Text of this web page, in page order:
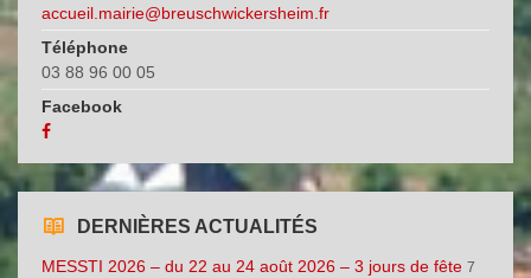
accueil.mairie@breuschwickersheim.fr
Téléphone
03 88 96 00 05
Facebook
DERNIÈRES ACTUALITÉS
MESSTI 2026 – du 22 au 24 août 2026 – 3 jours de fête 7